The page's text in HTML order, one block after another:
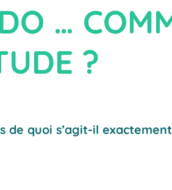
…
?
de quoi s’agit-il